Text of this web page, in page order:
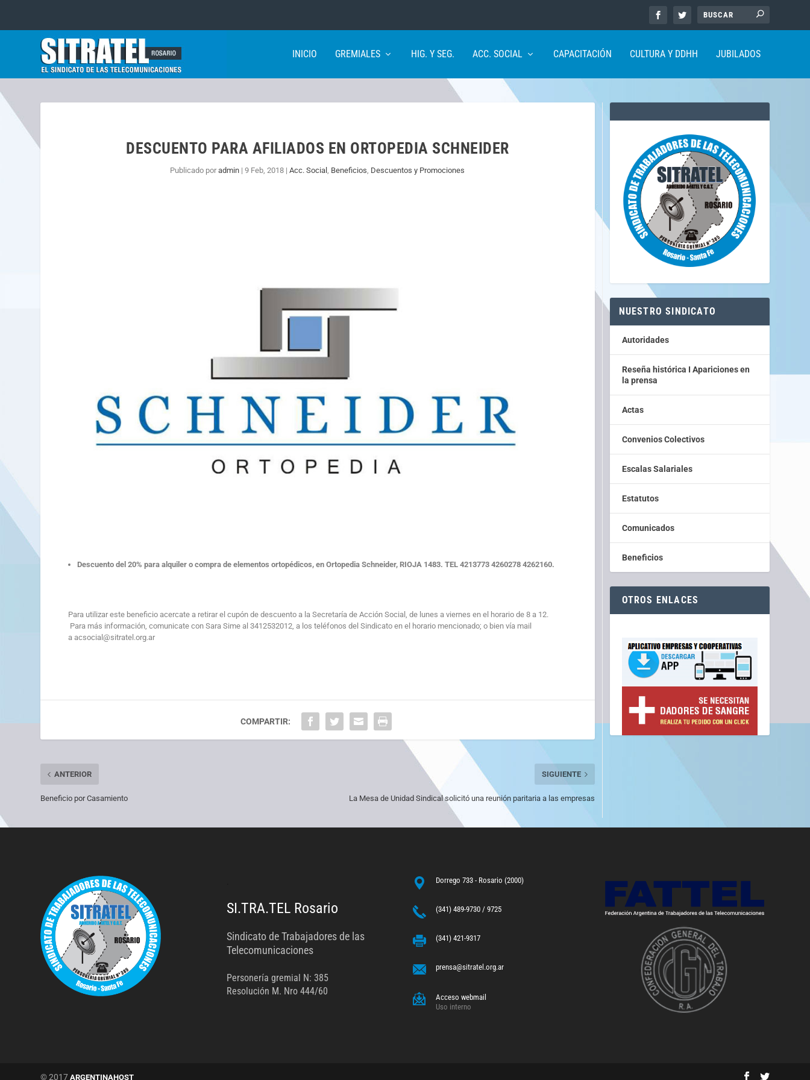
INICIO GREMIALES HIG. Y SEG. ACC. SOCIAL CAPACITACIÓN CULTURA Y DDHH JUBILADOS
DESCUENTO PARA AFILIADOS EN ORTOPEDIA SCHNEIDER
Publicado poradmin |9 Feb, 2018 |Acc. Social, Beneficios, Descuentos y Promociones
Descuento del 20% para alquiler o compra de elementos ortopédicos, en Ortopedia Schneider, RIOJA 1483. TEL 4213773 4260278 4262160.
Para utilizar este beneficio acercate a retirar el cupón de descuento a la Secretaría de Acción Social, de lunes a viernes en el horario de 8 a 12.
Para más información, comunicate con Sara Sime al 3412532012, a los teléfonos del Sindicato en el horario mencionado; o bien vía mail
aacsocial@sitratel.org.ar
COMPARTIR:
ANTERIOR
Beneficio por Casamiento
SIGUIENTE
La Mesa de Unidad Sindical solicitó una reunión paritaria a las empresas
NUESTRO SINDICATO
Autoridades
Reseña histórica I Apariciones en
la prensa
Actas
Convenios Colectivos
Escalas Salariales
Estatutos
Comunicados
Beneficios
OTROS ENLACES
SI.TRA.TEL Rosario
Sindicato de Trabajadores de las
Telecomunicaciones
Personería gremial N: 385
Resolución M. Nro 444/60
Dorrego 733 - Rosario (2000)
(341) 489-9730 / 9725
(341) 421-9317
prensa@sitratel.org.ar
Acceso webmail
Uso interno
© 2017ARGENTINAHOST